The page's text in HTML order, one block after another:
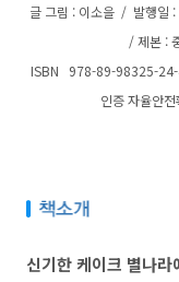
글 그림 : 이소을 / 발행일
/ 제본 :
ISBN 978-89-98325-
인증 자율안
신기한 케이크 별나